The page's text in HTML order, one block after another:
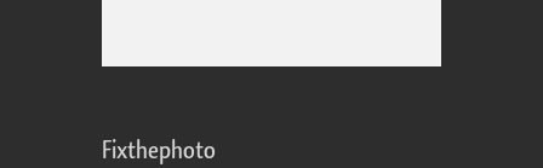
Fixthephoto